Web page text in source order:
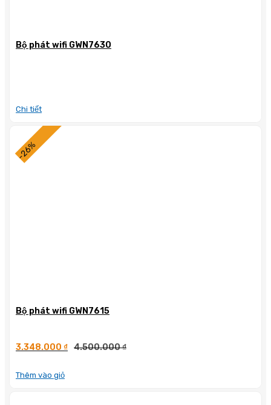
Bộ phát wifi GWN7630
Chi tiết
-26%
Bộ phát wifi GWN7615
4.500.000₫
3.348.000 ₫
Thêm vào giỏ